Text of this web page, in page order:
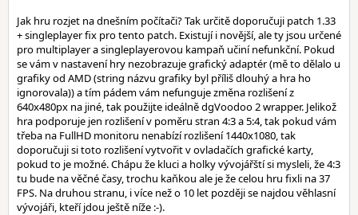
Jak hru rozjet na dnešním počítači? Tak určitě doporučuji patch 1.33
+ singleplayer fix pro tento patch. Existují i novější, ale ty jsou určené
pro multiplayer a singleplayerovou kampaň učiní nefunkční. Pokud
se vám v nastavení hry nezobrazuje grafický adaptér (mě to dělalo u
grafiky od AMD (string názvu grafiky byl příliš dlouhý a hra ho
ignorovala)) a tím pádem vám nefunguje změna rozlišení z
640x480px na jiné, tak použijte ideálně dgVoodoo 2 wrapper. Jelikož
hra podporuje jen rozlišení v poměru stran 4:3 a 5:4, tak pokud vám
třeba na FullHD monitoru nenabízí rozlišení 1440x1080, tak
doporučuji si toto rozlišení vytvořit v ovladačích grafické karty,
pokud to je možné. Chápu že kluci a holky vývojářští si mysleli, že 4:3
tu bude na věčné časy, trochu kaňkou ale je že celou hru fixli na 37
FPS. Na druhou stranu, i více než o 10 let později se najdou věhlasní
vývojáři, kteří jdou ještě níže :-).